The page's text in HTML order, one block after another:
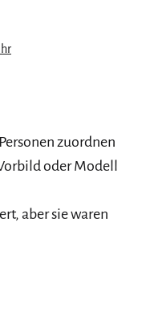
zuordnen
oder Modell
aber sie waren